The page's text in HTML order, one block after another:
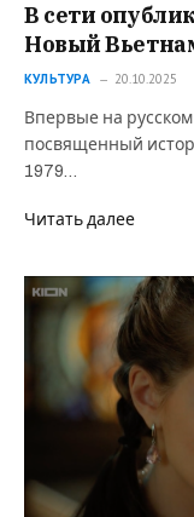
В сети
Новый
КУЛЬТУРА 20.10.2025
Впервые на
посвященный
1979…
Читать далее